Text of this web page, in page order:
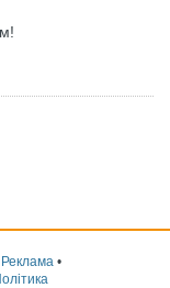
Реклама •